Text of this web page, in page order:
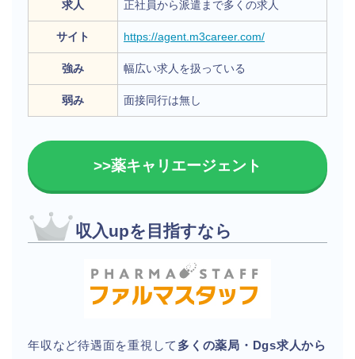
求人 正社員から派遣まで多くの求人
サイト https://agent.m3career.com/
強み 幅広い求人を扱っている
弱み 面接同行は無し
>>薬キャリエージェント
収入upを目指すなら
年収など待遇面を重視して 多くの薬局・Dgs求人から